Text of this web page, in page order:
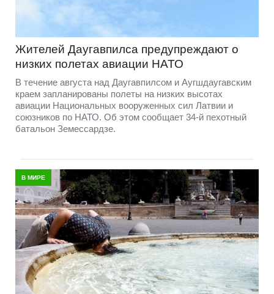
Жителей Даугавпилса предупреждают о
низких полетах авиации НАТО
В течение августа над Даугавпилсом и Аугшдаугавским
краем запланированы полеты на низких высотах
авиации Национальных вооруженных сил Латвии и
союзников по НАТО. Об этом сообщает 34-й пехотный
батальон Земессардзе.
В МИРЕ